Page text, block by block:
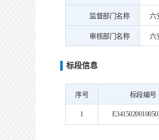
监督部门名称 六
审核部门名称 六
标段信息
序号 标段编号
1